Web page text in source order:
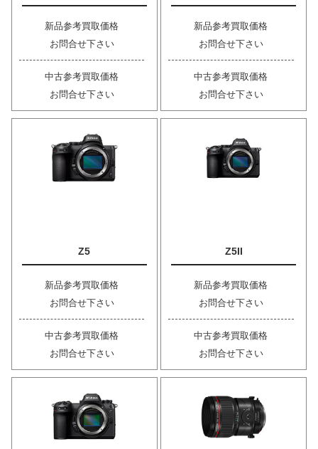
新品参考買取価格
お問合せ下さい
中古参考買取価格
お問合せ下さい
新品参考買取価格
お問合せ下さい
中古参考買取価格
お問合せ下さい
Z5
新品参考買取価格
お問合せ下さい
中古参考買取価格
お問合せ下さい
Z5II
新品参考買取価格
お問合せ下さい
中古参考買取価格
お問合せ下さい